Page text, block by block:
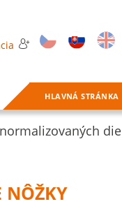
HLAVNÁ STRÁNKA
NÔŽKY